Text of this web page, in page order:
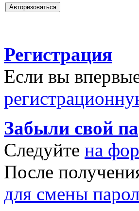
Регистрация
Если вы
Забыли свой
Следуйте на
После
для смены